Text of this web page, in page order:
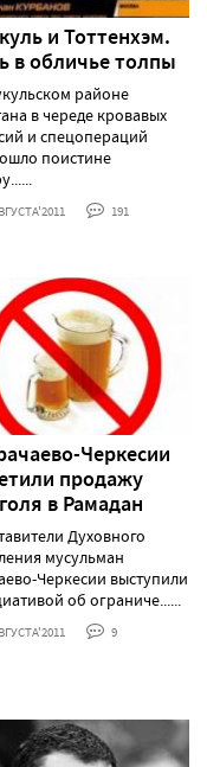
и Тоттенхэм.
в обличье толпы
районе
в череде кровавых
и спецопераций
поистине
191
Черкесии
продажу
в Рамадан
Духовного
мусульман
Черкесии выступили
об ограниче......
9